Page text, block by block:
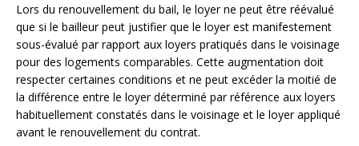
Lors du renouvellement du bail, le loyer ne peut être réévalué
que si le bailleur peut justifier que le loyer est manifestement
sous-évalué par rapport aux loyers pratiqués dans le voisinage
pour des logements comparables. Cette augmentation doit
respecter certaines conditions et ne peut excéder la moitié de
la différence entre le loyer déterminé par référence aux loyers
habituellement constatés dans le voisinage et le loyer appliqué
avant le renouvellement du contrat.